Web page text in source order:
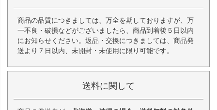
商品の品質につきましては、万全を期しておりますが、万
一不良・破損などがございましたら、商品到着後５日以内
にお知らせください。返品・交換につきましては、商品発
送より７日以内、未開封・未使用に限り可能です。
送料に関して